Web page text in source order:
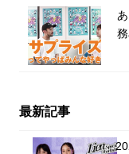
最新記事